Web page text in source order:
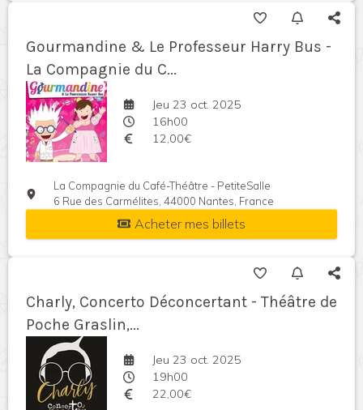
Gourmandine & Le Professeur Harry Bus -
La Compagnie du C...
Jeu 23 oct. 2025
16h00
12,00€
La Compagnie du Café-Théâtre - PetiteSalle
6 Rue des Carmélites, 44000 Nantes, France
Acheter mes billets
Charly, Concerto Déconcertant - Théâtre de
Poche Graslin,...
Jeu 23 oct. 2025
19h00
22,00€